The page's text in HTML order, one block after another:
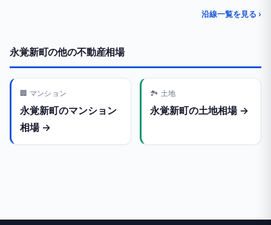
沿線一覧を見る ›
永覚新町の他の不動産相場
🏢 マンション
永覚新町のマンション
相場 →
🏞️ 土地
永覚新町の土地相場 →